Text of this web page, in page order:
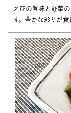
えびの旨味と野菜
す。豊かな彩りが食